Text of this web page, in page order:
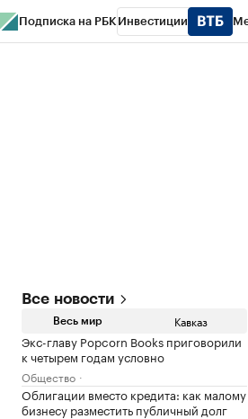
Подписка на РБК Инвестиции
Все новости
Весь мир Кавказ
Экс-главу Popcorn Books приговорили
к четырем годам условно
Общество
Облигации вместо кредита: как малому
бизнесу разместить публичный долг